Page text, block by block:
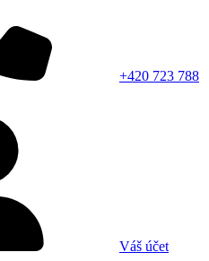
+420 723 788
Váš účet